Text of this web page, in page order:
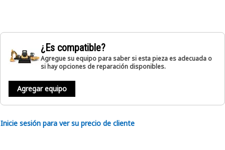
¿Es compatible?
Agregue su equipo para saber si esta pieza es adecuada o
si hay opciones de reparación disponibles.
Agregar equipo
Inicie sesión para ver su precio de cliente